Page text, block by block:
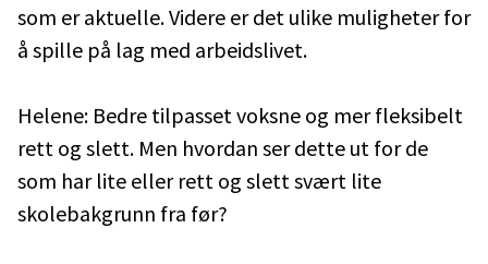
som er aktuelle. Videre er det ulike muligheter for
å spille på lag med arbeidslivet.
Helene: Bedre tilpasset voksne og mer fleksibelt
rett og slett. Men hvordan ser dette ut for de
som har lite eller rett og slett svært lite
skolebakgrunn fra før?